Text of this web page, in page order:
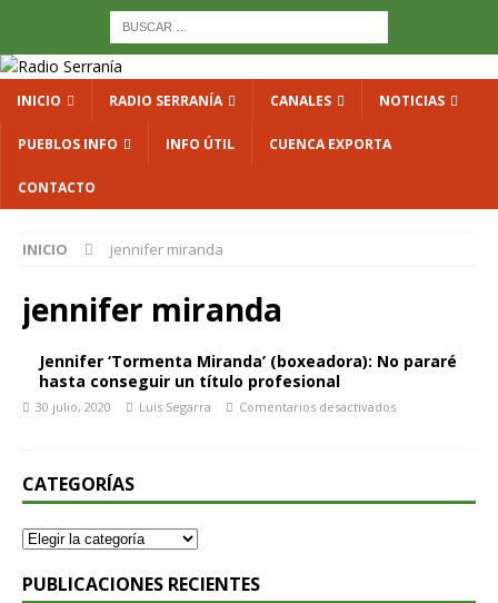
INICIO RADIO SERRANÍA CANALES NOTICIAS
PUEBLOS INFO INFO ÚTIL CUENCA EXPORTA
CONTACTO
INICIO jennifer miranda
jennifer miranda
Jennifer ‘Tormenta Miranda’ (boxeadora): No pararé
hasta conseguir un título profesional
30 julio, 2020 Luis Segarra Comentarios desactivados
CATEGORÍAS
PUBLICACIONES RECIENTES